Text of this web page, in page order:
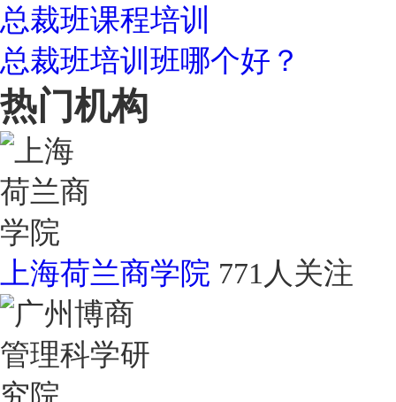
总裁班课程培训
总裁班培训班哪个好？
热门机构
上海荷兰商学院 771人关注